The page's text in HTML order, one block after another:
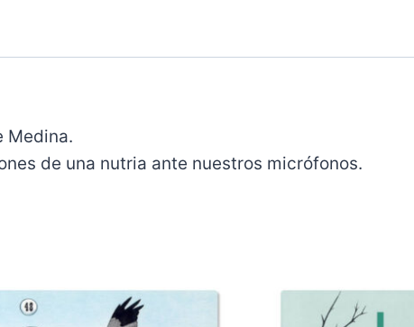
Medina.
de una nutria ante nuestros micrófonos.